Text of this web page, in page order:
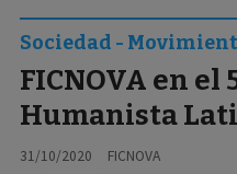
FICNOVA en el
Humanista
FICNOVA
Sociedad -
31/10/2020